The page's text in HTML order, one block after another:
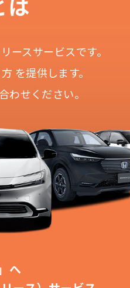
ースサービスです。
を提供します。
わせください。
へ
す！
ます！
！
化にも対応が可能です。
ど一切不要！
ただけます。